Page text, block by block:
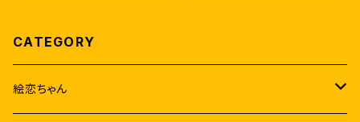
CATEGORY
絵恋ちゃん